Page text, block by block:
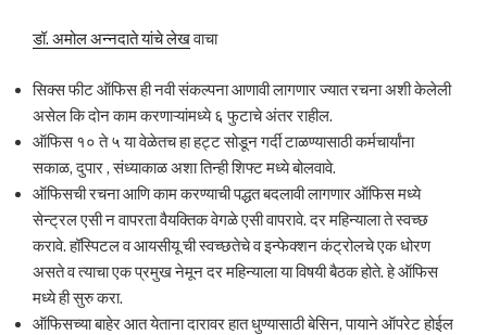
डॉ. अमोल अन्नदाते यांचे लेखवाचा
सिक्स फीट ऑफिस ही नवी संकल्पना आणावी लागणार ज्यात रचना अशी केलेली
असेल कि दोन काम करणाऱ्यांमध्ये ६ फुटाचे अंतर राहील.
ऑफिस १० ते ५ या वेळेतच हा हट्ट सोडून गर्दी टाळण्यासाठी कर्मचार्यांना
सकाळ, दुपार , संध्याकाळ अशा तिन्ही शिफ्ट मध्ये बोलवावे.
ऑफिसची रचना आणि काम करण्याची पद्धत बदलावी लागणार ऑफिस मध्ये
सेन्ट्रल एसी न वापरता वैयक्तिक वेगळे एसी वापरावे. दर महिन्याला ते स्वच्छ
करावे. हॉस्पिटल व आयसीयू ची स्वच्छतेचे व इन्फेक्शन कंट्रोलचे एक धोरण
असते व त्याचा एक प्रमुख नेमून दर महिन्याला या विषयी बैठक होते. हे ऑफिस
मध्ये ही सुरु करा.
ऑफिसच्या बाहेर आत येताना दारावर हात धुण्यासाठी बेसिन, पायाने ऑपरेट होईल